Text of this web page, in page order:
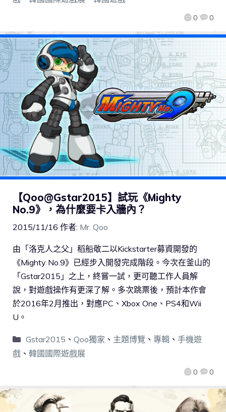
0 0
【Qoo@Gstar2015】試玩《Mighty
No.9》，為什麼要卡入牆內？
2015/11/16 作者: Mr. Qoo
0 0
由「洛克人之父」稻船敬二以Kickstarter募資開發的
《Mighty No.9》已經步入開發完成階段。今次在釜山的
「Gstar2015」之上，終嘗一試，更可聽工作人員解
說，對遊戲操作有更深了解。多次跳票後，預計本作會
於2016年2月推出，對應PC、Xbox One、PS4和Wii
U。
Gstar2015 、 Qoo獨家 、 主題博覽 、 專輯、 手機遊
戲 、 韓國國際遊戲展